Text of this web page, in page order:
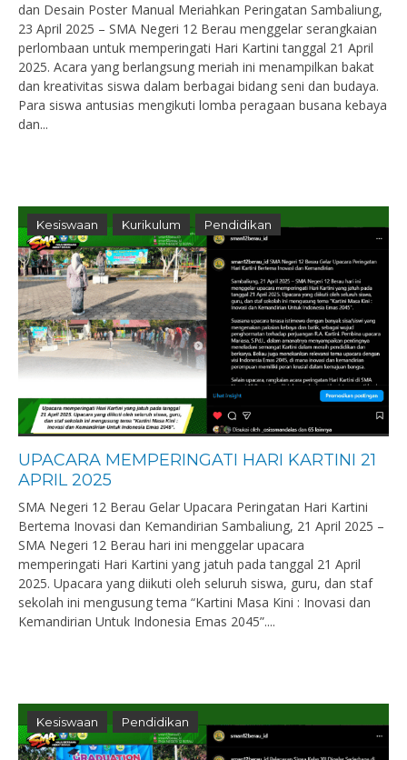
dan Desain Poster Manual Meriahkan Peringatan Sambaliung,
23 April 2025 – SMA Negeri 12 Berau menggelar serangkaian
perlombaan untuk memperingati Hari Kartini tanggal 21 April
2025. Acara yang berlangsung meriah ini menampilkan bakat
dan kreativitas siswa dalam berbagai bidang seni dan budaya.
Para siswa antusias mengikuti lomba peragaan busana kebaya
dan...
Kesiswaan Kurikulum Pendidikan
UPACARA MEMPERINGATI HARI KARTINI 21
APRIL 2025
SMA Negeri 12 Berau Gelar Upacara Peringatan Hari Kartini
Bertema Inovasi dan Kemandirian Sambaliung, 21 April 2025 –
SMA Negeri 12 Berau hari ini menggelar upacara
memperingati Hari Kartini yang jatuh pada tanggal 21 April
2025. Upacara yang diikuti oleh seluruh siswa, guru, dan staf
sekolah ini mengusung tema “Kartini Masa Kini : Inovasi dan
Kemandirian Untuk Indonesia Emas 2045”....
Kesiswaan Pendidikan